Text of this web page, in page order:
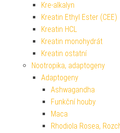
Kre-alkalyn
Kreatin Ethyl Ester (CEE)
Kreatin HCL
Kreatin monohydrát
Kreatin ostatní
Nootropika, adaptogeny
Adaptogeny
Ashwagandha
Funkční houby
Maca
Rhodiola Rosea,